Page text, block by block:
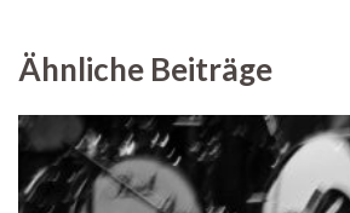
Ähnliche Beiträge